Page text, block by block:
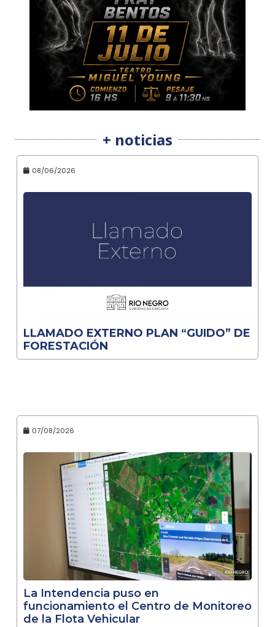
+ noticias
08/06/2026
LLAMADO EXTERNO PLAN “GUIDO” DE
FORESTACIÓN
07/08/2026
La Intendencia puso en
funcionamiento el Centro de Monitoreo
de la Flota Vehicular